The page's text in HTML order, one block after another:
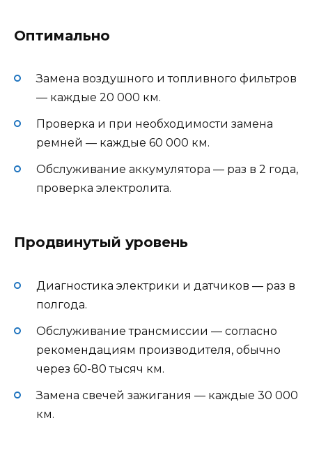
Оптимально
Замена воздушного и топливного фильтров
— каждые 20 000 км.
Проверка и при необходимости замена
ремней — каждые 60 000 км.
Обслуживание аккумулятора — раз в 2 года,
проверка электролита.
Продвинутый уровень
Диагностика электрики и датчиков — раз в
полгода.
Обслуживание трансмиссии — согласно
рекомендациям производителя, обычно
через 60-80 тысяч км.
Замена свечей зажигания — каждые 30 000
км.